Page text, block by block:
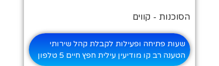
הסוכנות - קווים
שעות פתיחה ופעילות לקבלת קהל שירותי
הטענה רב קו מודיעין עילית חפץ חיים 5 טלפון